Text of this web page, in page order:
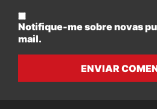
Notifique-me sobre novas
mail.
ENVIAR